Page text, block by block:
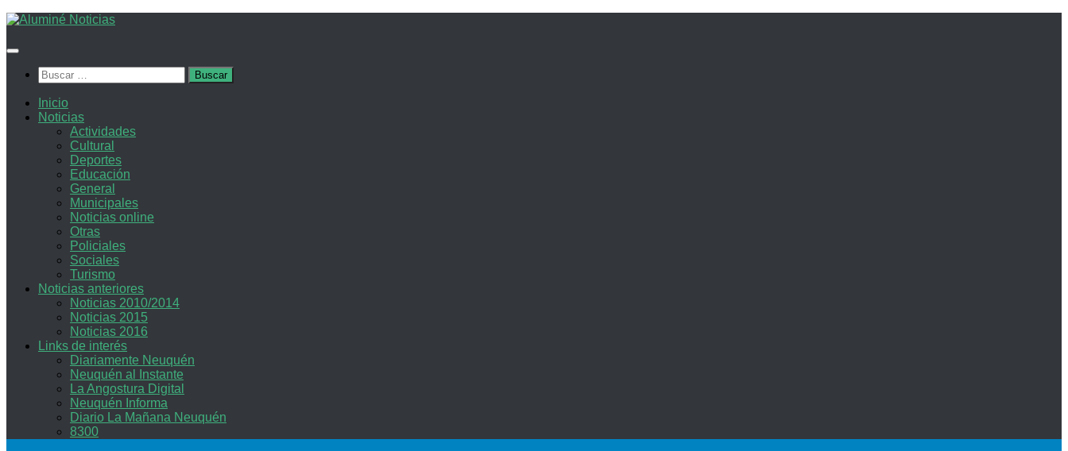
Saltar
contenido
Buscar:
Inicio
Noticias
Actividades
Cultural
Deportes
Educación
General
Municipales
Noticias online
Otras
Policiales
Sociales
Turismo
Noticias anteriores
Noticias 2010/2014
Noticias 2015
Noticias 2016
Links de interés
Diariamente Neuquén
Neuquén al Instante
La Angostura Digital
Neuquén Informa
Diario La Mañana Neuquén
8300